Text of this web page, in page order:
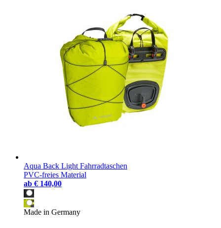
Aqua Back Light Fahrradtaschen
PVC-freies Material
ab € 140,00
Made in Germany